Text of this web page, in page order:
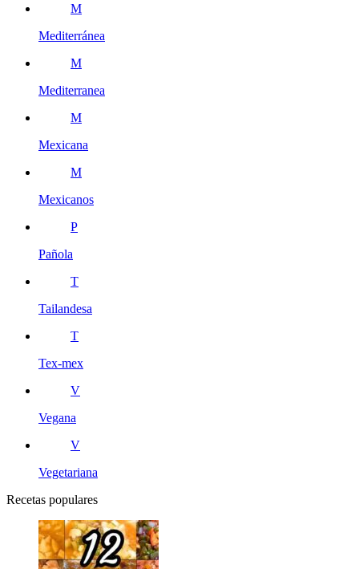
M
Mediterránea
M
Mediterranea
M
Mexicana
M
Mexicanos
P
Pañola
T
Tailandesa
T
Tex-mex
V
Vegana
V
Vegetariana
Recetas populares